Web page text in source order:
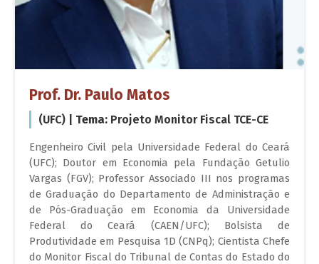
Prof. Dr. Paulo Matos
(UFC) | Tema: Projeto Monitor Fiscal TCE-CE
Engenheiro Civil pela Universidade Federal do Ceará
(UFC); Doutor em Economia pela Fundação Getulio
Vargas (FGV); Professor Associado III nos programas
de Graduação do Departamento de Administração e
de Pós-Graduação em Economia da Universidade
Federal do Ceará (CAEN/UFC); Bolsista de
Produtividade em Pesquisa 1D (CNPq); Cientista Chefe
do Monitor Fiscal do Tribunal de Contas do Estado do